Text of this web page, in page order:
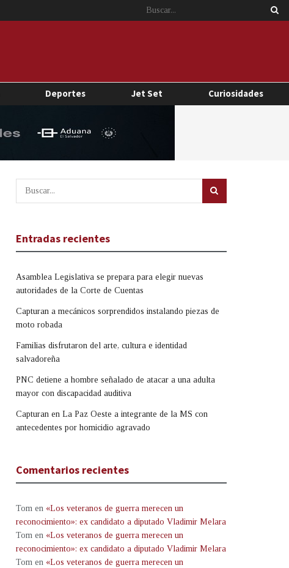
Deportes Jet Set Curiosidades
Entradas recientes
Asamblea Legislativa se prepara para elegir nuevas
autoridades de la Corte de Cuentas
Capturan a mecánicos sorprendidos instalando piezas de
moto robada
Familias disfrutaron del arte, cultura e identidad
salvadoreña
PNC detiene a hombre señalado de atacar a una adulta
mayor con discapacidad auditiva
Capturan en La Paz Oeste a integrante de la MS con
antecedentes por homicidio agravado
Comentarios recientes
Tom en «Los veteranos de guerra merecen un
reconocimiento»: ex candidato a diputado Vladimir Melara
Tom en «Los veteranos de guerra merecen un
reconocimiento»: ex candidato a diputado Vladimir Melara
Tom en «Los veteranos de guerra merecen un